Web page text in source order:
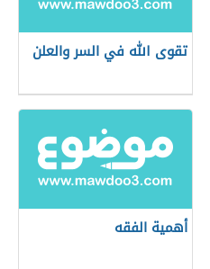
تقوى الله في السر والعلن
أهمية الفقه